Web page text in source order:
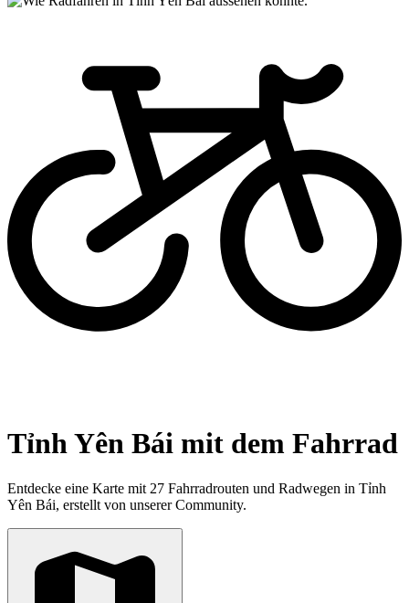
Tỉnh Yên Bái mit dem Fahrrad
Entdecke eine Karte mit 27 Fahrradrouten und Radwegen in Tỉnh
Yên Bái, erstellt von unserer Community.